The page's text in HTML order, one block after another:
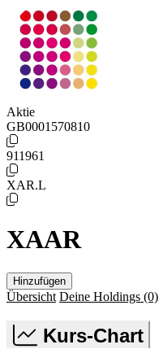
Aktie
GB0001570810
911961
XAR.L
XAAR
Hinzufügen
Übersicht Deine Holdings (0)
Kurs-Chart